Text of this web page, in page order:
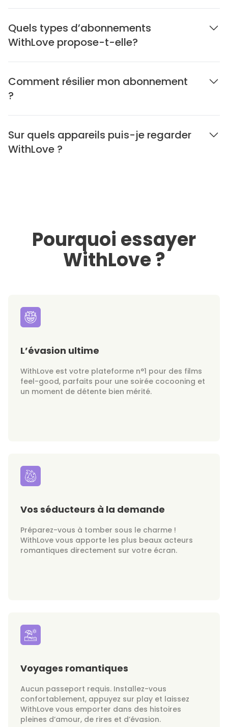
Quels types d’abonnements
WithLove propose-t-elle?
Comment résilier mon abonnement
?
Sur quels appareils puis-je regarder
WithLove ?
Pourquoi essayer
WithLove ?
L’évasion ultime
WithLove est votre plateforme n°1 pour des films
feel-good, parfaits pour une soirée cocooning et
un moment de détente bien mérité.
Vos séducteurs à la demande
Préparez-vous à tomber sous le charme !
WithLove vous apporte les plus beaux acteurs
romantiques directement sur votre écran.
Voyages romantiques
Aucun passeport requis. Installez-vous
confortablement, appuyez sur play et laissez
WithLove vous emporter dans des histoires
pleines d’amour, de rires et d’évasion.